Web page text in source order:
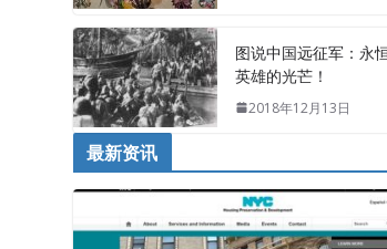
图说中国远征军：永
英雄的光芒！
2018年12月13日
最新资讯